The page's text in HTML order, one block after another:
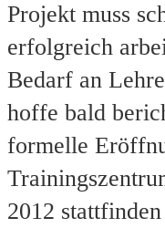
Projekt muss
erfolgreich
Bedarf an
hoffe bald
formelle
2012